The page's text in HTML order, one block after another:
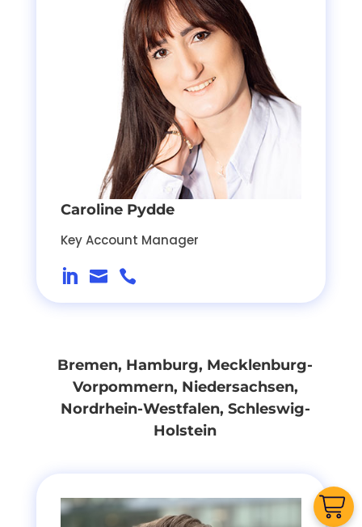
Caroline Pydde
Key Account Manager
  
Bremen, Hamburg, Mecklenburg-
Vorpommern, Niedersachsen,
Nordrhein-Westfalen, Schleswig-
Holstein